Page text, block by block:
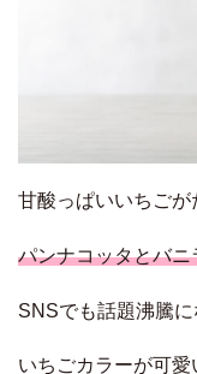
甘酸っぱいいちごが
パンナコッタとバ
SNSでも話題沸騰
いちごカラーが可愛